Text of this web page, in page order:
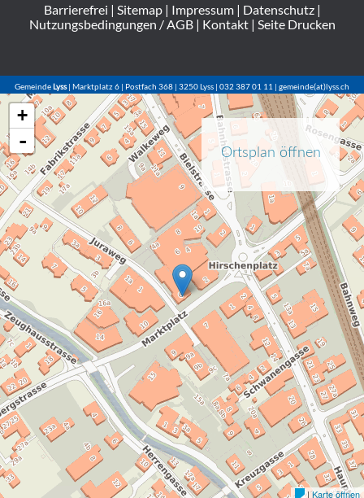
Barrierefrei | Sitemap| Impressum| Datenschutz|
Nutzungsbedingungen / AGB| Kontakt| Seite Drucken
GemeindeLyss| Marktplatz 6 | Postfach 368 | 3250 Lyss | 032 387 01 11 | gemeinde(at)lyss.ch